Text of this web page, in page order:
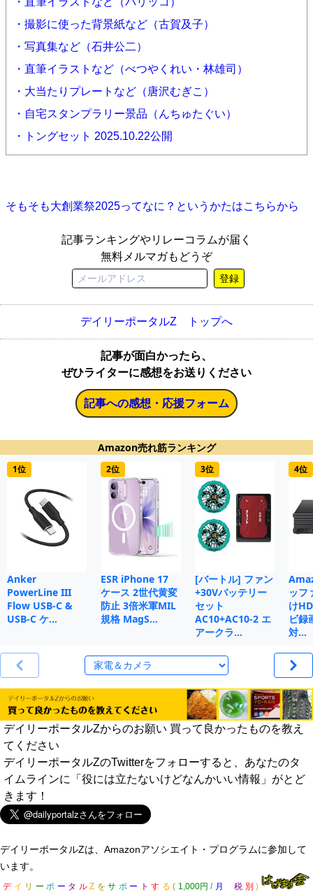
・撮影に使った背景紙など（古賀及子）
・写真集など（石井公二）
・直筆イラストなど（べつやくれい・林雄司）
・大当たりプレートなど（唐沢むぎこ）
・自宅スタンプラリー景品（んちゅたぐい）
・トングセット 2025.10.22公開
そもそも大創業祭2025ってなに？というかたはこちらから
記事ランキングやリレーコラムが届く
無料メルマガもどうぞ
登録
デイリーポータルZ トップへ
記事が面白かったら、
ぜひライターに感想をお送りください
記事への感想・応援フォーム
Amazon売れ筋ランキング
1位
Anker
PowerLine III
Flow USB-C &
USB-C ケ…
2位
ESR iPhone 17
ケース 2世代黄変
防止 3倍米軍MIL
規格 MagS…
3位
[バートル] ファン
+30Vバッテリー
セット
AC10+AC10-2 エ
アークラ…
4位
ッフ
け
ビ録
対…
デイリーポータルZからのお願い 買って良かったものを教え
てください
デイリーポータルZのTwitterをフォローすると、あなたのタ
イムラインに「役には立たないけどなんかいい情報」がとど
きます！
デイリーポータルZは、Amazonアソシエイト・プログラムに参加して
います。
デ イ リ ー ポ ー タ ル Z を サ ポ ー ト す る ( 1,000円 / 月 税 別 )